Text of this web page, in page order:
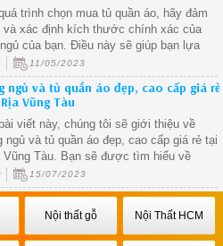
trình chọn mua tủ quần áo, hãy đảm
và xác định kích thước chính xác của
của bạn. Điều này sẽ giúp bạn lựa
mẫu tủ phù hợp với không gian hiện
mua sai kích thước và lãng phí không
11/05/2023
ngủ và tủ quần áo đẹp, cao cấp giá rẻ
Vũng Tàu
viết này, chúng tôi sẽ giới thiệu về
ngủ và tủ quần áo đẹp, cao cấp giá rẻ tại
Vũng Tàu. Bạn sẽ được tìm hiểu về
ích của việc chọn lựa những sản phẩm
thiết kế đẹp và đáng giá về giá cả
15/07/2023
Nội thất gỗ Nội Thất HCM